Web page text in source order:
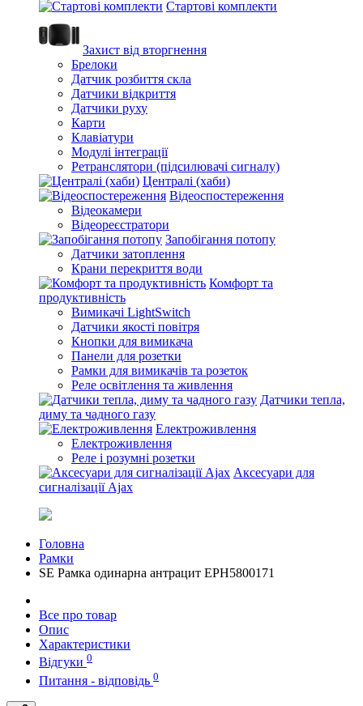
Стартові комплекти
Захист від вторгнення
Брелоки
Датчик розбиття скла
Датчики відкриття
Датчики руху
Карти
Клавіатури
Модулі інтеграції
Ретранслятори (підсилювачі сигналу)
Централі (хаби)
Відеоспостереження
Відеокамери
Відеореєстратори
Запобігання потопу
Датчики затоплення
Крани перекриття води
Комфорт та
продуктивність
Вимикачі LightSwitch
Датчики якості повітря
Кнопки для вимикача
Панели для розетки
Рамки для вимикачів та розеток
Реле освітлення та живлення
Датчики тепла,
диму та чадного газу
Електроживлення
Електроживлення
Реле і розумні розетки
Аксесуари для
сигналізації Ajax
Головна
Рамки
SE Рамка одинарна антрацит EPH5800171
Все про товар
Опис
Характеристики
Відгуки 0
Питання - відповідь 0